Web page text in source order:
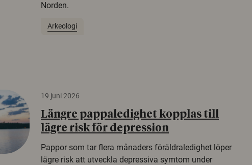
Norden.
Arkeologi
19 juni 2026
Längre pappaledighet kopplas till
lägre risk för depression
Pappor som tar flera månaders föräldraledighet löper
lägre risk att utveckla depressiva symtom under